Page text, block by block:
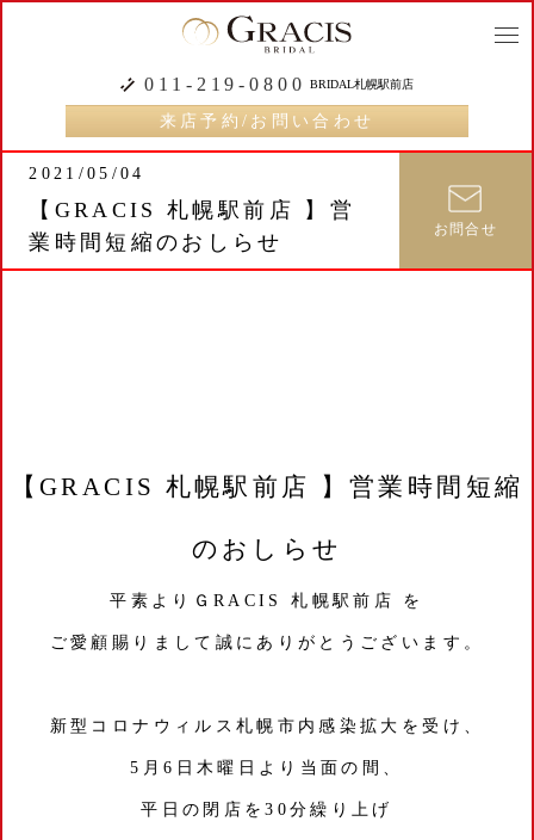
011-219-0800 BRIDAL札幌駅前店
来店予約/お問い合わせ
2021/05/04
【GRACIS 札幌駅前店 】営
業時間短縮のおしらせ
お問合せ
【GRACIS 札幌駅前店 】営業時間短縮
のおしらせ
平素よりＧRACIS 札幌駅前店 を
ご愛顧賜りまして誠にありがとうございます。
新型コロナウィルス札幌市内感染拡大を受け、
5月6日木曜日より当面の間、
平日の閉店を30分繰り上げ